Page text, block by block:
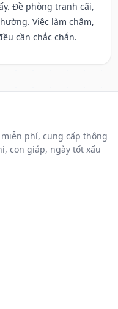
Đề phòng tranh cãi,
Việc làm chậm,
cần chắc chắn.
phí, cung cấp thông
con giáp, ngày tốt xấu